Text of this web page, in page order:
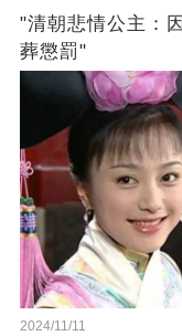
"清朝悲情公主：
葬懲罰"
2024/11/11